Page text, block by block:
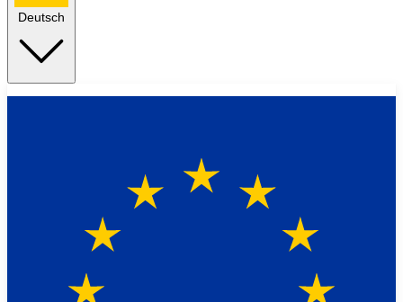
Deutsch